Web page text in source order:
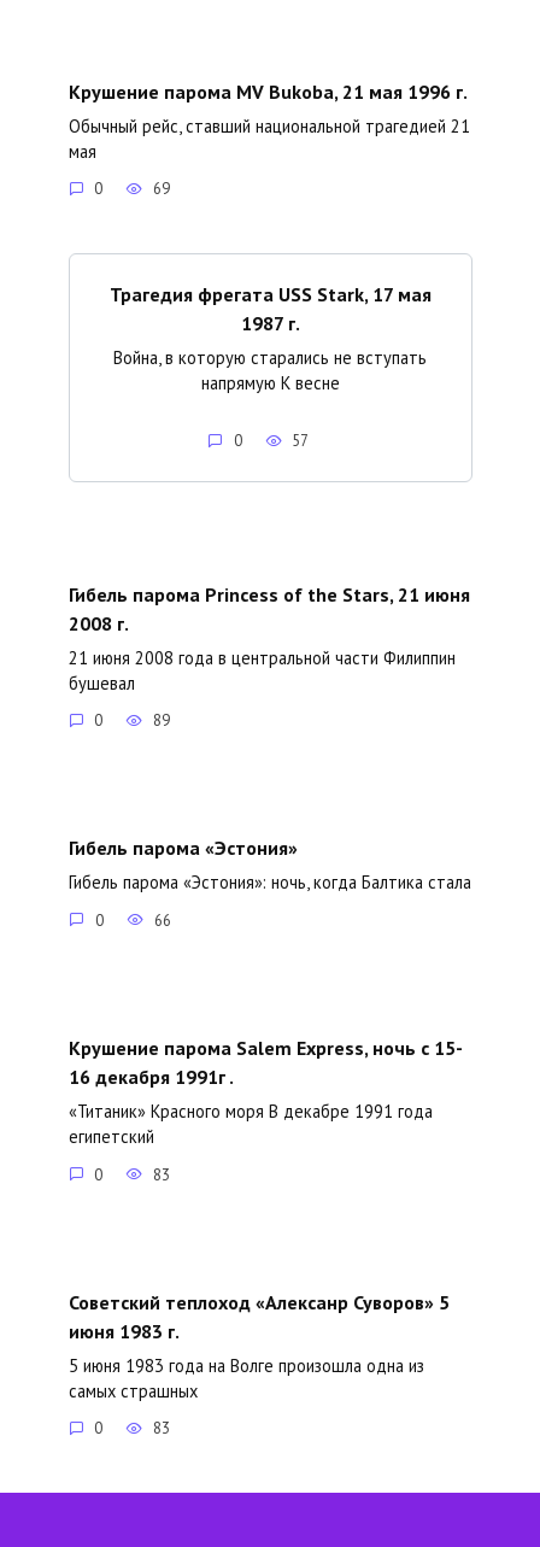
Крушение парома MV Bukoba, 21 мая 1996 г.
Обычный рейс, ставший национальной трагедией 21
мая
0 69
Трагедия фрегата USS Stark, 17 мая
1987 г.
Война, в которую старались не вступать
напрямую К весне
0 57
Гибель парома Princess of the Stars, 21 июня
2008 г.
21 июня 2008 года в центральной части Филиппин
бушевал
0 89
Гибель парома «Эстония»
Гибель парома «Эстония»: ночь, когда Балтика стала
0 66
Крушение парома Salem Express, ночь с 15-
16 декабря 1991г .
«Титаник» Красного моря В декабре 1991 года
египетский
0 83
Советский теплоход «Алексанр Суворов» 5
июня 1983 г.
5 июня 1983 года на Волге произошла одна из
самых страшных
0 83